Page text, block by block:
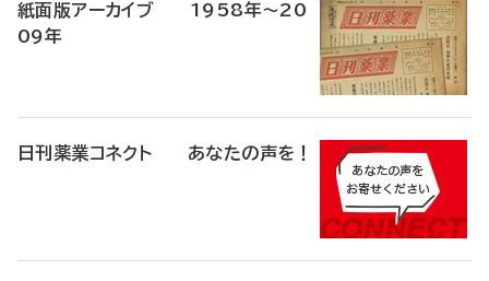
紙面版アーカイブ 1958年～20
09年
日刊薬業コネクト あなたの声を！